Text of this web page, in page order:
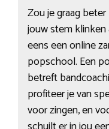
Zou je graag
jouw stem
eens een online
popschool. Een
betreft
profiteer je van
voor zingen, en